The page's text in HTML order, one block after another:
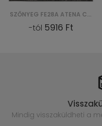
SZŐNYEG FE28A ATENA CRM - SZARY
-tól 5916 Ft
Mindig visszaküldheti a